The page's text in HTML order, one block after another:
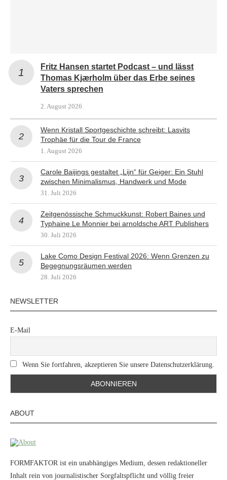
Fritz Hansen startet Podcast – und lässt
Thomas Kjærholm über das Erbe seines
Vaters sprechen
2. August 2026
Wenn Kristall Sportgeschichte schreibt: Lasvits
Trophäe für die Tour de France
1. August 2026
Carole Baijings gestaltet „Lijn“ für Geiger: Ein Stuhl
zwischen Minimalismus, Handwerk und Mode
31. Juli 2026
Zeitgenössische Schmuckkunst: Robert Baines und
Typhaine Le Monnier bei arnoldsche ART Publishers
30. Juli 2026
Lake Como Design Festival 2026: Wenn Grenzen zu
Begegnungsräumen werden
28. Juli 2026
NEWSLETTER
E-Mail
Wenn Sie fortfahren, akzeptieren Sie unsere Datenschutzerklärung.
ABOUT
FORMFAKTOR ist ein unabhängiges Medium, dessen redaktioneller
Inhalt rein von journalistischer Sorgfaltspflicht und völlig freier